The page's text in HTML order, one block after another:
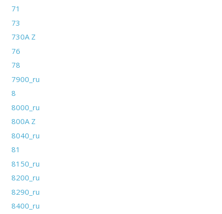
71
73
730A Z
76
78
7900_ru
8
8000_ru
800A Z
8040_ru
81
8150_ru
8200_ru
8290_ru
8400_ru